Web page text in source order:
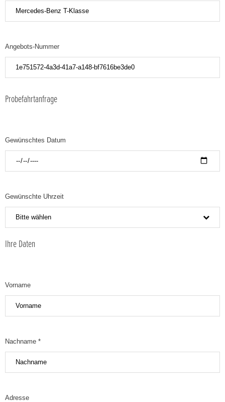
Angebots-Nummer
Probefahrtanfrage
Gewünschtes Datum
Gewünschte Uhrzeit
Bitte wählen
Ihre Daten
Vorname
Nachname *
Adresse